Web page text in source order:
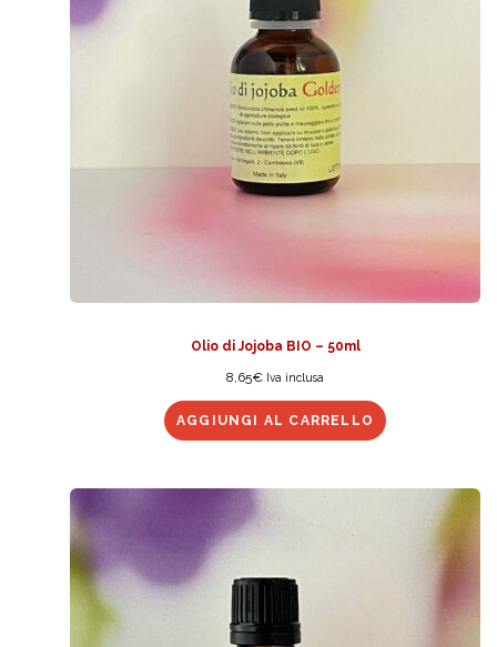
Olio di Jojoba BIO – 50ml
8,65€ Iva inclusa
AGGIUNGI AL CARRELLO